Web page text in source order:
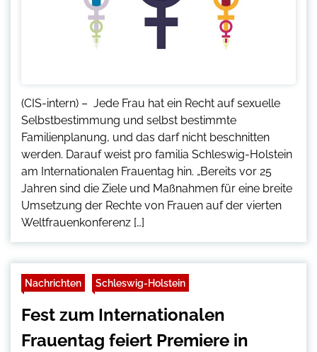
(CIS-intern) – Jede Frau hat ein Recht auf sexuelle
Selbstbestimmung und selbst bestimmte
Familienplanung, und das darf nicht beschnitten
werden. Darauf weist pro familia Schleswig-Holstein
am Internationalen Frauentag hin. „Bereits vor 25
Jahren sind die Ziele und Maßnahmen für eine breite
Umsetzung der Rechte von Frauen auf der vierten
Weltfrauenkonferenz […]
Nachrichten Schleswig-Holstein
Fest zum Internationalen
Frauentag feiert Premiere in